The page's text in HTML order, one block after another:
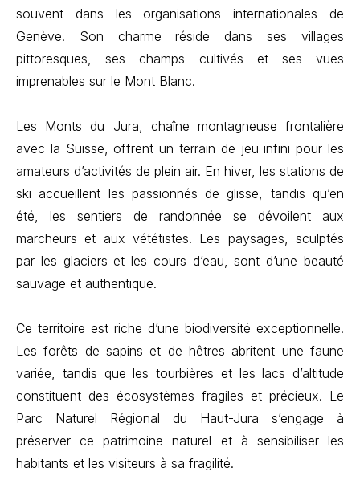
souvent dans les organisations internationales de
Genève. Son charme réside dans ses villages
pittoresques, ses champs cultivés et ses vues
imprenables sur le Mont Blanc.
Les Monts du Jura, chaîne montagneuse frontalière
avec la Suisse, offrent un terrain de jeu infini pour les
amateurs d’activités de plein air. En hiver, les stations de
ski accueillent les passionnés de glisse, tandis qu’en
été, les sentiers de randonnée se dévoilent aux
marcheurs et aux vététistes. Les paysages, sculptés
par les glaciers et les cours d’eau, sont d’une beauté
sauvage et authentique.
Ce territoire est riche d’une biodiversité exceptionnelle.
Les forêts de sapins et de hêtres abritent une faune
variée, tandis que les tourbières et les lacs d’altitude
constituent des écosystèmes fragiles et précieux. Le
Parc Naturel Régional du Haut-Jura s’engage à
préserver ce patrimoine naturel et à sensibiliser les
habitants et les visiteurs à sa fragilité.